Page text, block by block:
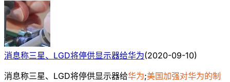
消息称三星、LGD将停供显示器给华为(2020-09-10)
消息称三星、LGD将停供显示器给华为;美国加强对华为的制